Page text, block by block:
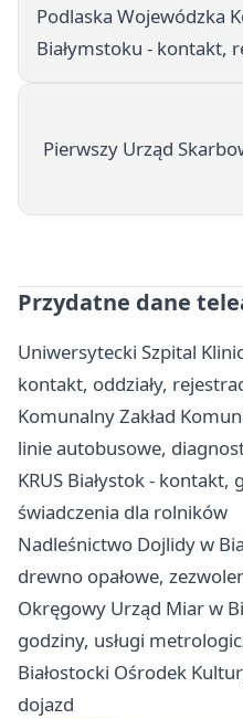
Podlaska Wojewódzka
Białymstoku - kontakt,
Pierwszy Urząd
Przydatne dane
Uniwersytecki Szpital
kontakt, oddziały,
Komunalny Zakład
linie autobusowe,
KRUS Białystok - kontakt,
świadczenia dla rolników
Nadleśnictwo Dojlidy w
drewno opałowe,
Okręgowy Urząd Miar w
godziny, usługi
Białostocki Ośrodek
dojazd